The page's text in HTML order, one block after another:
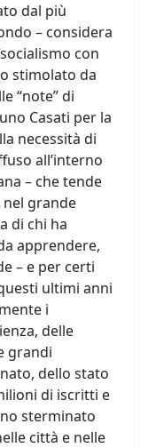
dal più
– considera
con
stimolato da
“note” di
Casati per la
necessità di
all’interno
– che tende
grande
di chi ha
apprendere,
– e per certi
ultimi anni
i
delle
grandi
dello stato
di iscritti e
sterminato
città e nelle